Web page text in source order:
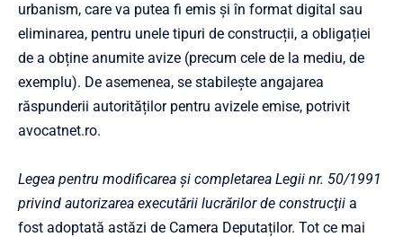
urbanism, care va putea fi emis și în format digital sau
eliminarea, pentru unele tipuri de construcții, a obligației
de a obține anumite avize (precum cele de la mediu, de
exemplu). De asemenea, se stabilește angajarea
răspunderii autorităților pentru avizele emise, potrivit
avocatnet.ro.
Legea pentru modificarea şi completarea Legii nr. 50/1991
privind autorizarea executării lucrărilor de construcţii a
fost adoptată astăzi de Camera Deputaților. Tot ce mai